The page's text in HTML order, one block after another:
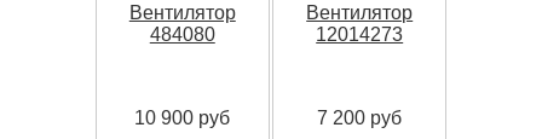
Вентилятор
484080
10 900 руб
Вентилятор
12014273
7 200 руб